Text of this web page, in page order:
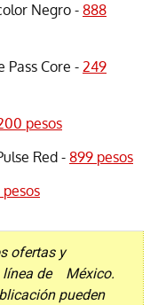
Negro - 888
Pass Core -249
pesos
Red - 899 pesos
ofertas y
línea de México.
pueden